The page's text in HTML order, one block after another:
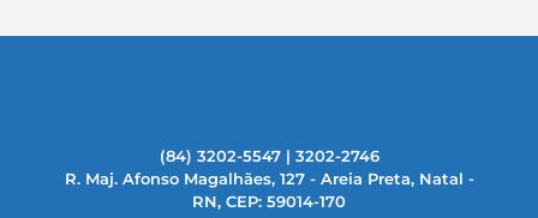
(84) 3202-5547 | 3202-2746
R. Maj. Afonso Magalhães, 127 - Areia Preta, Natal -
RN, CEP: 59014-170